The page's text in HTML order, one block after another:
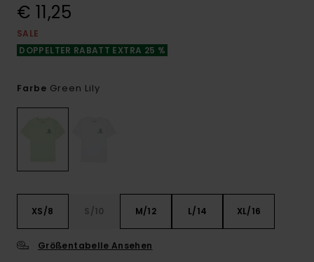
€ 11,25
SALE
DOPPELTER RABATT EXTRA 25 %
Farbe Green Lily
XS/8 S/10 M/12 L/14 XL/16
Größentabelle Ansehen